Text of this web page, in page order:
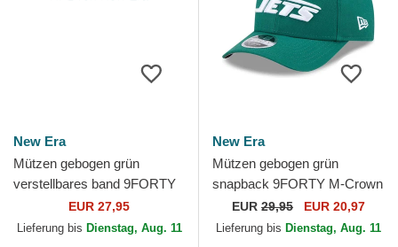
New Era
Mützen gebogen grün
verstellbares band 9FORTY
The League der New York
Jets NFL von New Era
EUR 27,95
Lieferung bis Dienstag, Aug. 11
New Era
Mützen gebogen grün
snapback 9FORTY M-Crown
Team der New York Jets NFL
von New Era
EUR 29,95 EUR 20,97
Lieferung bis Dienstag, Aug. 11